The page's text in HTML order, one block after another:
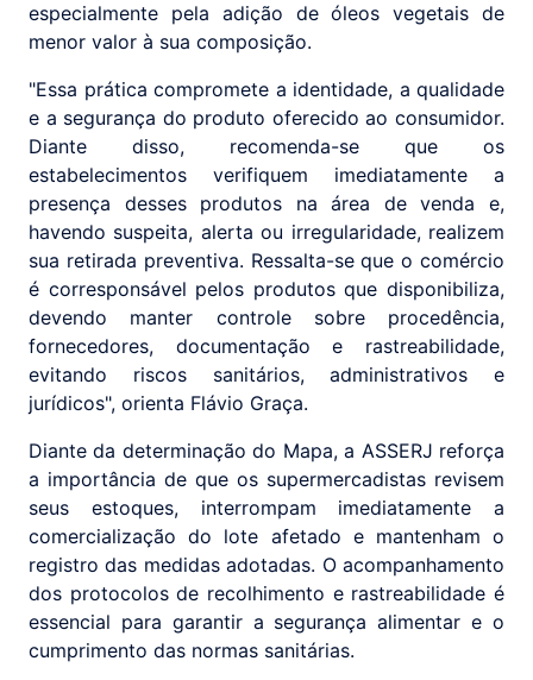
especialmente pela adição de óleos vegetais de
menor valor à sua composição.
"Essa prática compromete a identidade, a qualidade
e a segurança do produto oferecido ao consumidor.
Diante disso, recomenda-se que os
estabelecimentos verifiquem imediatamente a
presença desses produtos na área de venda e,
havendo suspeita, alerta ou irregularidade, realizem
sua retirada preventiva. Ressalta-se que o comércio
é corresponsável pelos produtos que disponibiliza,
devendo manter controle sobre procedência,
fornecedores, documentação e rastreabilidade,
evitando riscos sanitários, administrativos e
jurídicos", orienta Flávio Graça.
Diante da determinação do Mapa, a ASSERJ reforça
a importância de que os supermercadistas revisem
seus estoques, interrompam imediatamente a
comercialização do lote afetado e mantenham o
registro das medidas adotadas. O acompanhamento
dos protocolos de recolhimento e rastreabilidade é
essencial para garantir a segurança alimentar e o
cumprimento das normas sanitárias.